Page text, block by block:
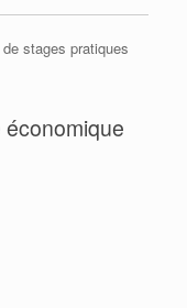
stages pratiques